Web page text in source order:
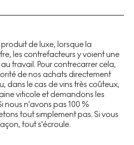
de luxe, lorsque la
les contrefacteurs y voient une
travail. Pour contrecarrer cela,
de nos achats directement
dans le cas de vins très coûteux,
viticole et demandons les
nous n'avons pas 100 %
tout simplement pas. Si vous
tout s'écroule.